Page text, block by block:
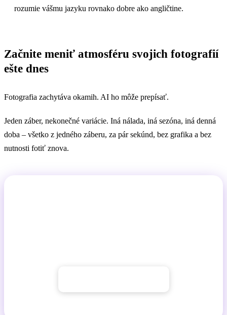
rozumie vášmu jazyku rovnako dobre ako angličtine.
Začnite meniť atmosféru svojich fotografií
ešte dnes
Fotografia zachytáva okamih. AI ho môže prepísať.
Jeden záber, nekonečné variácie. Iná nálada, iná sezóna, iná denná
doba – všetko z jedného záberu, za pár sekúnd, bez grafika a bez
nutnosti fotiť znova.